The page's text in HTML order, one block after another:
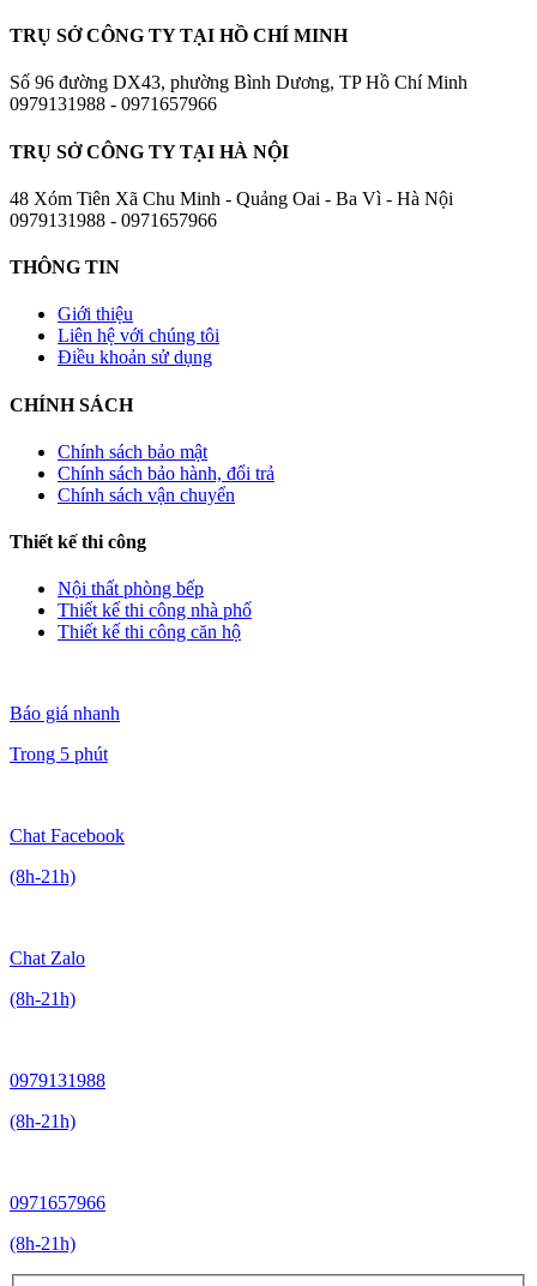
TRỤ SỞ CÔNG TY TẠI HỒ CHÍ MINH
Số 96 đường DX43, phường Bình Dương, TP Hồ Chí Minh
0979131988 - 0971657966
TRỤ SỞ CÔNG TY TẠI HÀ NỘI
48 Xóm Tiên Xã Chu Minh - Quảng Oai - Ba Vì - Hà Nội
0979131988 - 0971657966
THÔNG TIN
Giới thiệu
Liên hệ với chúng tôi
Điều khoản sử dụng
CHÍNH SÁCH
Chính sách bảo mật
Chính sách bảo hành, đổi trả
Chính sách vận chuyển
Thiết kế thi công
Nội thất phòng bếp
Thiết kế thi công nhà phố
Thiết kế thi công căn hộ
Báo giá nhanh
Trong 5 phút
Chat Facebook
(8h-21h)
Chat Zalo
(8h-21h)
0979131988
(8h-21h)
0971657966
(8h-21h)